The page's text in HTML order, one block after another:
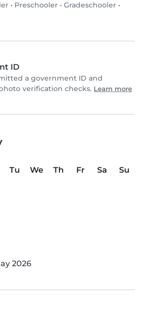
• Preschooler • Gradeschooler •
ID
a government ID and
verification checks. Learn more
Tu We Th Fr Sa
Su
2026